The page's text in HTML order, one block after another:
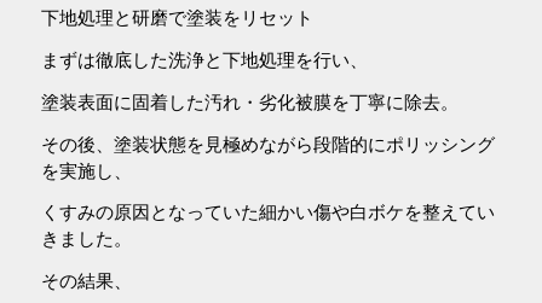
下地処理と研磨で塗装をリセット
まずは徹底した洗浄と下地処理を行い、
塗装表面に固着した汚れ・劣化被膜を丁寧に除去。
その後、塗装状態を見極めながら段階的にポリッシング
を実施し、
くすみの原因となっていた細かい傷や白ボケを整えてい
きました。
その結果、